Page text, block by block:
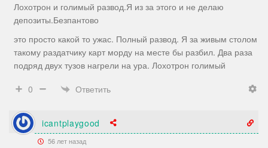
Лохотрон и голимый развод.Я из за этого и не делаю
депозиты.Безпантово
это просто какой то ужас. Полный развод. Я за живым столом
такому раздатчику карт морду на месте бы разбил. Два раза
подряд двух тузов нагрели на ура. Лохотрон голимый
0
Ответить
icantplaygood
56 лет назад